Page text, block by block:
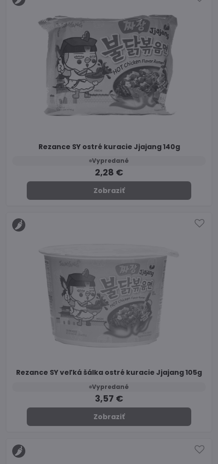
Rezance SY ostré kuracie Jjajang 140g
Vypredané
2,28 €
Zobraziť
Rezance SY veľká šálka ostré kuracie Jjajang 105g
Vypredané
3,57 €
Zobraziť